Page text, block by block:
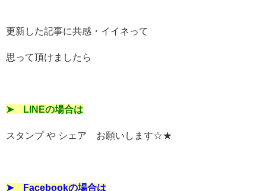
更新した記事に共感・イイネって
思って頂けましたら
➤ LINEの場合は
スタンプ や シェア お願いします☆★
➤ Facebookの場合は